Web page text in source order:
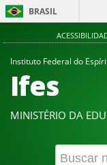
BRASIL
Instituto Federal do
Ifes
MINISTÉRIO DA